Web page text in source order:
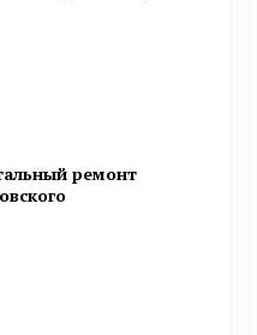
ремонт